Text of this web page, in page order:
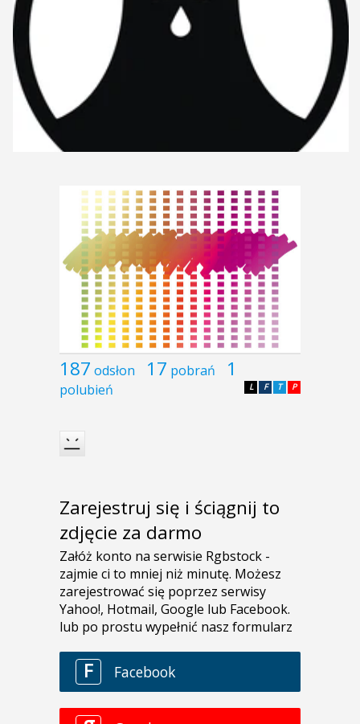
187 odsłon 17 pobrań 1
polubień P
T
F
L
Zarejestruj się i ściągnij to
zdjęcie za darmo